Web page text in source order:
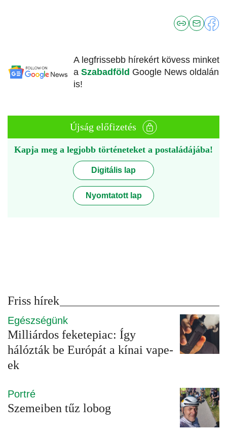
A legfrissebb hírekért kövess minket
a Szabadföld Google News oldalán
is!
Újság előfizetés
Kapja meg a legjobb történeteket a postaládájába!
Digitális lap
Nyomtatott lap
Friss hírek
Egészségünk
Milliárdos feketepiac: Így
hálózták be Európát a kínai vape-
ek
Portré
Szemeiben tűz lobog